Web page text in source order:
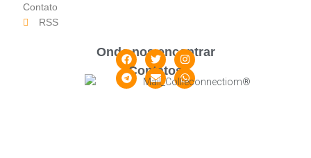
Contato
RSS
Onde nos encontrar
Contatos